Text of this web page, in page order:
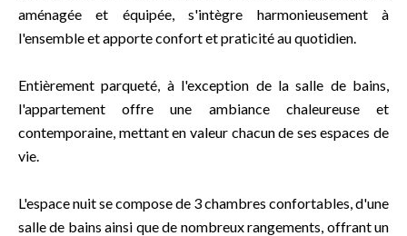
aménagée et équipée, s'intègre harmonieusement à
l'ensemble et apporte confort et praticité au quotidien.
Entièrement parqueté, à l'exception de la salle de bains,
l'appartement offre une ambiance chaleureuse et
contemporaine, mettant en valeur chacun de ses espaces de
vie.
L'espace nuit se compose de 3 chambres confortables, d'une
salle de bains ainsi que de nombreux rangements, offrant un